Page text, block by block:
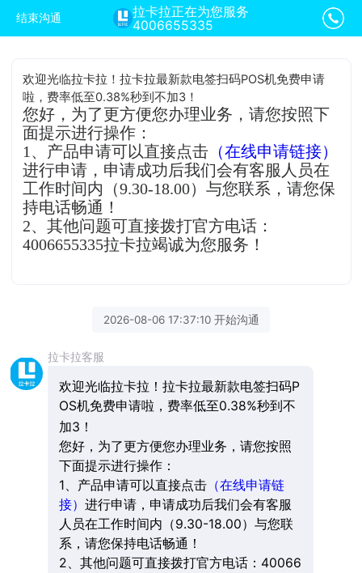
结束沟通
拉卡拉正在为您服务
4006655335
欢迎光临拉卡拉！拉卡拉最新款电签扫码POS机免费申请
啦，费率低至0.38%秒到不加3！
您好，为了更方便您办理业务，请您按照下
面提示进行操作：
1、产品申请可以直接点击 （在线申请链接）
进行申请，申请成功后我们会有客服人员在
工作时间内（9.30-18.00）与您联系，请您保
持电话畅通！
2、其他问题可直接拨打官方电话：
4006655335拉卡拉竭诚为您服务！
2026-08-06 17:37:10 开始沟通
拉卡拉客服
欢迎光临拉卡拉！拉卡拉最新款电签扫码P
OS机免费申请啦，费率低至0.38%秒到不
加3！
您好，为了更方便您办理业务，请您按照
下面提示进行操作：
1、产品申请可以直接点击（在线申请链
接） 进行申请，申请成功后我们会有客服
人员在工作时间内（9.30-18.00）与您联
系，请您保持电话畅通！
2、其他问题可直接拨打官方电话：40066